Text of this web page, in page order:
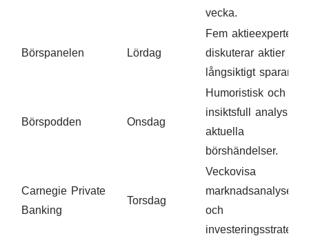
vecka.
Börspanelen Lördag
Fem aktieexperter
diskuterar aktier och
långsiktigt sparande.
Börspodden Onsdag
Humoristisk och
insiktsfull analys av
aktuella
börshändelser.
Carnegie Private
Banking
Torsdag
Veckovisa
marknadsanalyser
och